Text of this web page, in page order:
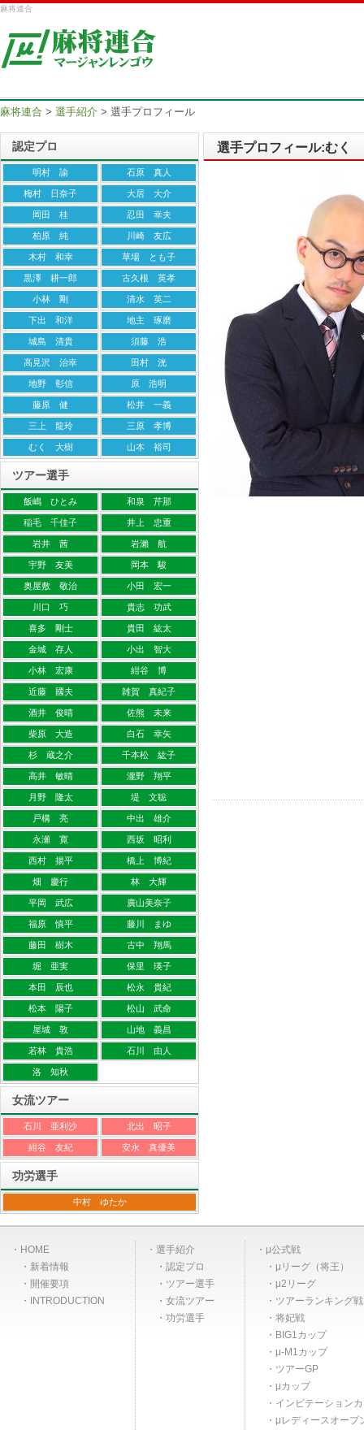
麻将連合
麻将連合 > 選手紹介 > 選手プロフィール
選手プロフィール:むく
認定プロ
明村 諭 石原 真人
梅村 日奈子 大居 大介
岡田 桂 忍田 幸夫
柏原 純 川崎 友広
木村 和幸 草場 とも子
黒澤 耕一郎 古久根 英孝
小林 剛 清水 英二
下出 和洋 地主 琢磨
城島 清貴 須藤 浩
高見沢 治幸 田村 洸
地野 彰信 原 浩明
藤原 健 松井 一義
三上 龍玲 三原 孝博
むく 大樹 山本 裕司
ツアー選手
飯嶋 ひとみ 和泉 芹那
稲毛 千佳子 井上 忠重
岩井 茜 岩瀨 航
宇野 友美 岡本 駿
奥屋敷 敬治 小田 宏一
川口 巧 貴志 功武
喜多 剛士 貴田 紘太
金城 存人 小出 智大
小林 宏康 紺谷 博
近藤 國夫 雑賀 真紀子
酒井 俊晴 佐熊 未来
柴原 大造 白石 幸矢
杉 蔵之介 千本松 紘子
高井 敏晴 瀧野 翔平
月野 隆太 堤 文聡
戸構 亮 中出 雄介
永瀬 寛 西坂 昭利
西村 揚平 橋上 博紀
畑 慶行 林 大輝
平岡 武広 廣山美奈子
福原 慎平 藤川 まゆ
藤田 樹木 古中 翔馬
堀 亜実 保里 瑛子
本田 辰也 松永 貴紀
松本 陽子 松山 武命
屋城 敦 山地 義昌
若林 貴浩 石川 由人
洛 知秋
女流ツアー
石川 亜利沙 北出 昭子
紺谷 友紀 安永 真優美
功労選手
中村 ゆたか
HOME
新着情報
開催要項
INTRODUCTION
選手紹介
認定プロ
ツアー選手
女流ツアー
功労選手
μ公式戦
μリーグ（将王）
μ2リーグ
ツアーランキング
将妃戦
BIG1カップ
μ-M1カップ
ツアーGP
μカップ
インビテーション
μレディースオープ